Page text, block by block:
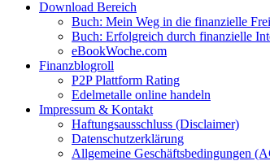
Download Bereich
Buch: Mein Weg in die finanzielle
Buch: Erfolgreich durch finanzielle
eBookWoche.com
Finanzblogroll
P2P Plattform Rating
Edelmetalle online handeln
Impressum & Kontakt
Haftungsausschluss (Disclaimer)
Datenschutzerklärung
Allgemeine Geschäftsbedingungen